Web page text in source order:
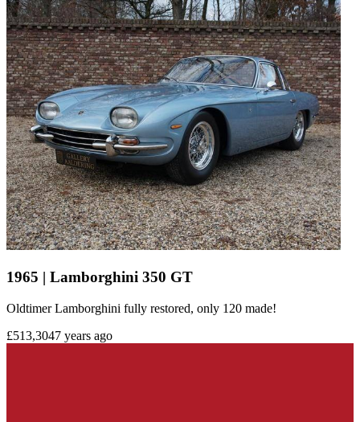
1965 | Lamborghini 350 GT
Oldtimer Lamborghini fully restored, only 120 made!
£513,3047 years ago